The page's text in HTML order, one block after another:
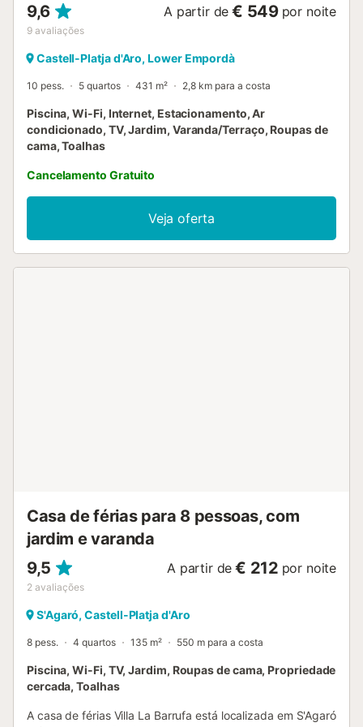
9,6
9 avaliações
A partir de € 549 por noite
Castell-Platja d'Aro, Lower Empordà
10 pess. 5 quartos 431 m² 2,8 km para a costa
Piscina, Wi-Fi, Internet, Estacionamento, Ar
condicionado, TV, Jardim, Varanda/Terraço, Roupas de
cama, Toalhas
Cancelamento Gratuito
Veja oferta
Casa de férias para 8 pessoas, com
jardim e varanda
9,5
2 avaliações
A partir de € 212 por noite
S'Agaró, Castell-Platja d'Aro
8 pess. 4 quartos 135 m² 550 m para a costa
Piscina, Wi-Fi, TV, Jardim, Roupas de cama, Propriedade
cercada, Toalhas
A casa de férias Villa La Barrufa está localizada em S'Agaró